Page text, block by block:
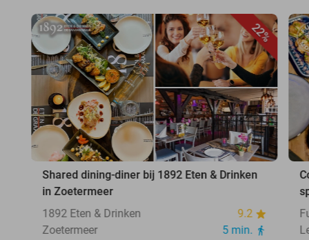
22%
Shared dining-diner bij 1892 Eten & Drinken
in Zoetermeer
1892 Eten & Drinken
9.2
Zoetermeer
5 min.